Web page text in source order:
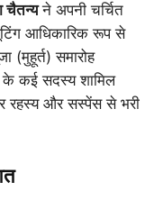
चैतन्यने अपनी चर्चित
आधिकारिक रूप से
(मुहूर्त) समारोह
के कई सदस्य शामिल
रहस्य और सस्पेंस से भरी